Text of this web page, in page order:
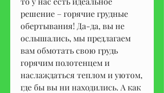
решение – горячие грудные
обертывания! Да-да, вы не
ослышались, мы предлагаем
вам обмотать свою грудь
горячим полотенцем и
наслаждаться теплом и уютом,
где бы вы ни находились. А как